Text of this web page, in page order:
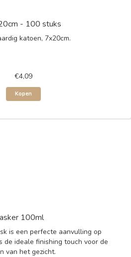
- 100 stuks
katoen, 7x20cm.
€4,09
Kopen
100ml
is een perfecte aanvulling op
de ideale finishing touch voor de
van het gezicht.